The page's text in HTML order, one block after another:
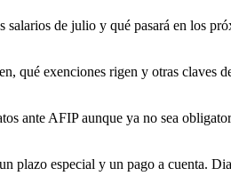
salarios de julio y qué pasará en los
qué exenciones rigen y otras claves
ante AFIP aunque ya no sea
plazo especial y un pago a cuenta.